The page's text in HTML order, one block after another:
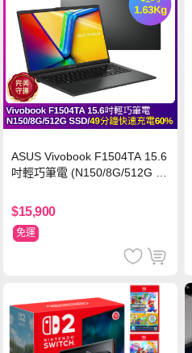
ASUS Vivobook F1504TA 15.6
吋輕巧筆電 (N150/8G/512G S
$15,900
免運